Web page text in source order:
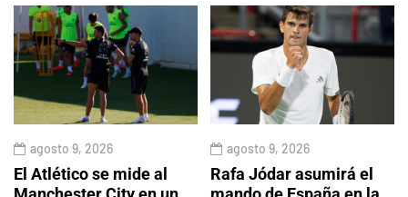
agosto 9, 2026
El Atlético se mide al
agosto 9, 2026
Rafa Jódar asumirá el